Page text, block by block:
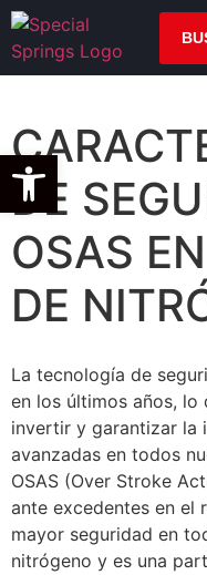
DE
OSAS
DE
La tecnología de
en los últimos años, lo
invertir y garantizar la
avanzadas en todos
OSAS (Over Stroke
ante excedentes en el
mayor seguridad en
nitrógeno y es una
Open toolbar